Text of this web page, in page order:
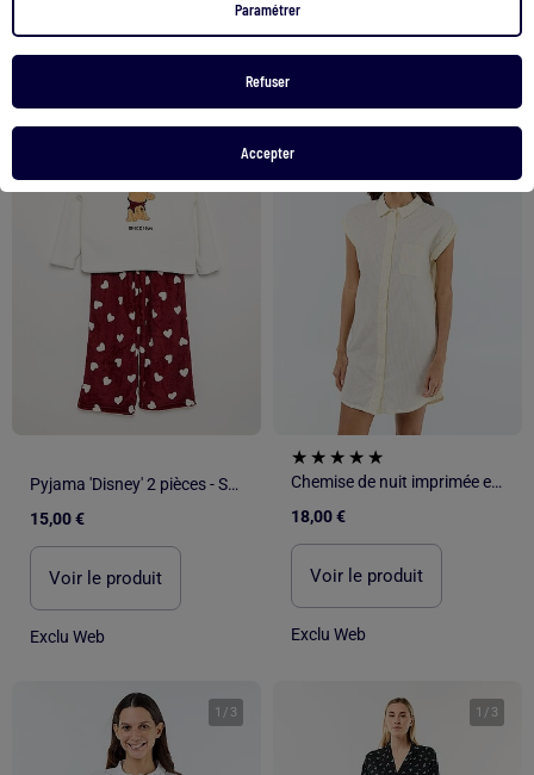
Paramétrer
Refuser
Accepter
Pyjama 'Disney' 2 pièces - Sweat + pantalon
15,00 €
Voir le produit
Exclu Web
Chemise de nuit imprimée en voile de coton
18,00 €
Voir le produit
Exclu Web
1 / 3 1 / 3